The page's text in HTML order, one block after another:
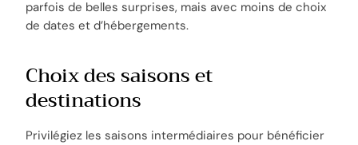
parfois de belles surprises, mais avec moins de choix
de dates et d’hébergements.
Choix des saisons et
destinations
Privilégiez les saisons intermédiaires pour bénéficier